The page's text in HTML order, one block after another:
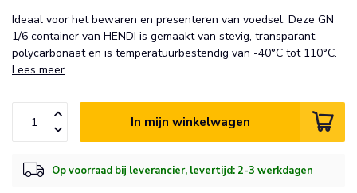
Ideaal voor het bewaren en presenteren van voedsel. Deze GN
1/6 container van HENDI is gemaakt van stevig, transparant
polycarbonaat en is temperatuurbestendig van -40°C tot 110°C.
Lees meer.
In mijn winkelwagen
Op voorraad bij leverancier, levertijd: 2-3 werkdagen